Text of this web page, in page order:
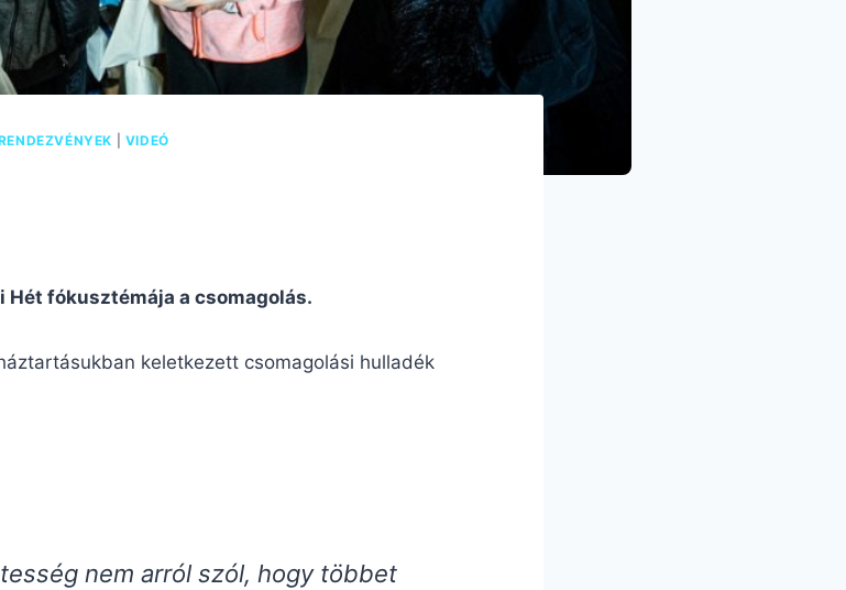
VIDEÓ
fókusztémája a csomagolás.
keletkezett csomagolási hulladék
nem arról szól, hogy többet